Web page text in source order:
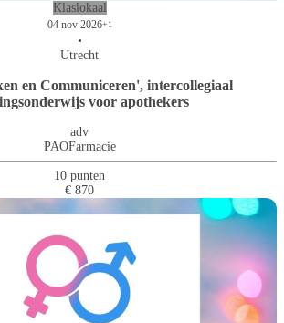
Klaslokaal
04 nov 2026+1
•
Utrecht
en Communiceren', intercollegiaal
voor apothekers
adv
PAOFarmacie
10 punten
€ 870